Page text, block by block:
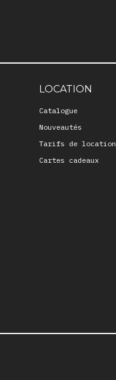
LOCATION
Catalogue
Nouveautés
Tarifs de location
Cartes cadeaux